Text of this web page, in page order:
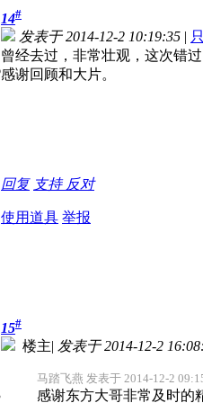
14#
发表于 2014-12-2 10:19:35 |
曾经去过，非常壮观，这次错过
感谢回顾和大片。
回复 支持 反对
使用道具 举报
15#
楼主| 发表于 2014-12-2
马踏飞燕 发表于 2014-12-2
感谢东方大哥非常及时的